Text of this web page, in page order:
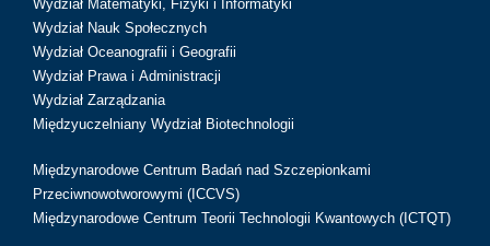
Wydział Matematyki, Fizyki i Informatyki
Wydział Nauk Społecznych
Wydział Oceanografii i Geografii
Wydział Prawa i Administracji
Wydział Zarządzania
Międzyuczelniany Wydział Biotechnologii
Międzynarodowe Centrum Badań nad Szczepionkami
Przeciwnowotworowymi (ICCVS)
Międzynarodowe Centrum Teorii Technologii Kwantowych (ICTQT)